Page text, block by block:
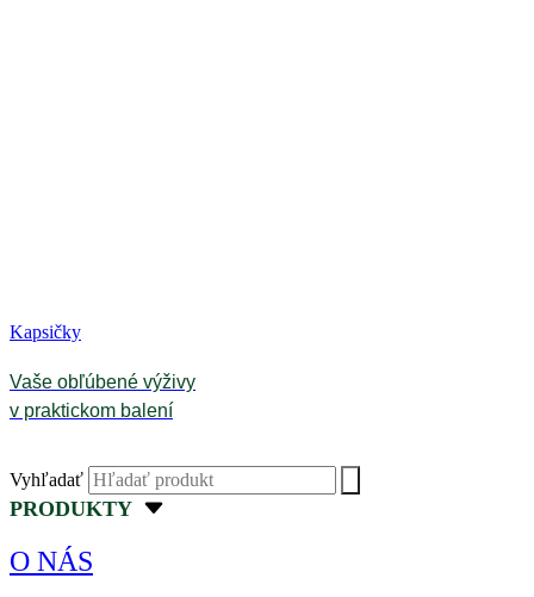
Kapsičky
Vaše obľúbené výživy
v praktickom balení
Vyhľadať
PRODUKTY
O NÁS